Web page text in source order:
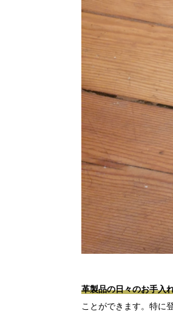
革製品の日々のお手入
ことができます。特に